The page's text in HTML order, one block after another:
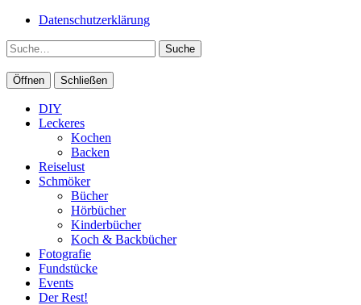
Datenschutzerklärung
Suche
Öffnen Schließen
DIY
Leckeres
Kochen
Backen
Reiselust
Schmöker
Bücher
Hörbücher
Kinderbücher
Koch & Backbücher
Fotografie
Fundstücke
Events
Der Rest!